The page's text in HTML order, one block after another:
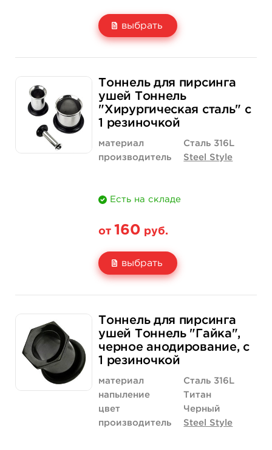
выбрать
Цена
Количество
280 руб.
купить
280 руб.
нет на складе
Тоннель для пирсинга
ушей Тоннель
"Хирургическая сталь" с
1 резиночкой
материал
Сталь 316L
производитель
Steel Style
Есть на складе
от 160 руб.
выбрать
Цена
Количество купить
160 руб.
нет на складе
Тоннель для пирсинга
ушей Тоннель "Гайка",
черное анодирование, с
1 резиночкой
материал
Сталь 316L
напыление
Титан
цвет
Черный
производитель
Steel Style